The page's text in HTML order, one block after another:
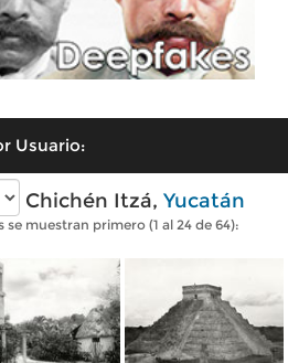
Usuario:
Chichén Itzá, Yucatán
muestran primero (1 al 24 de 64):